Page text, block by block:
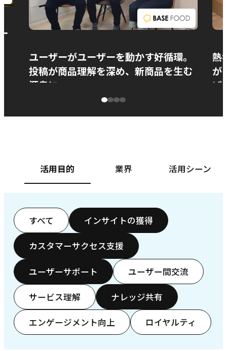
ユーザーがユーザーを動かす好循環。
投稿が商品理解を深め、新商品を生む
源泉に
熱
が
ぱ
活用目的 業界 活用シーン
すべて インサイトの獲得
カスタマーサクセス支援
ユーザーサポート ユーザー間交流
サービス理解 ナレッジ共有
エンゲージメント向上 ロイヤルティ